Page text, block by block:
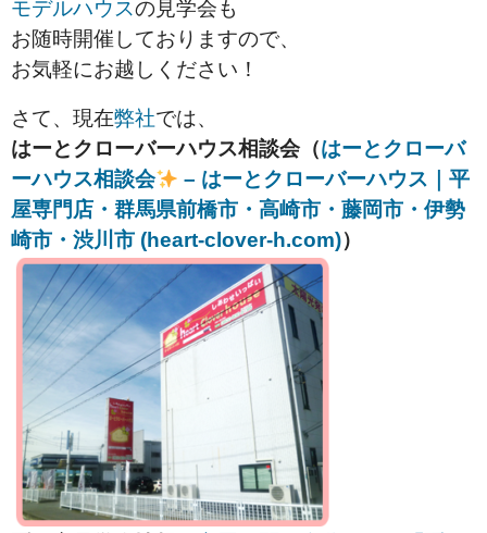
モデルハウスの見学会も
お随時開催しておりますので、
お気軽にお越しください！
さて、現在弊社では、
はーとクローバーハウス相談会（はーとクローバ
ーハウス相談会
– はーとクローバーハウス｜平
屋専門店・群馬県前橋市・高崎市・藤岡市・伊勢
崎市・渋川市 (heart-clover-h.com)）